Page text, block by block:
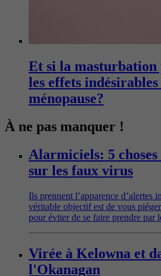
Et si la
les effets indésirables
ménopause?
À ne pas manquer !
Alarmiciels: 5
sur les faux virus
Ils prennent l’apparence d’alertes
véritable objectif est de vous
pour éviter de se faire prendre par
Virée à Kelowna et
l'Okanagan